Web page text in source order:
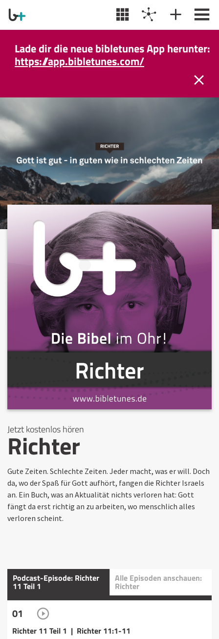
Lade dir die neue bibletunes App herunter:
https://app.bibletunes.com/
Jetzt kostenlos hören
Richter
Gute Zeiten. Schlechte Zeiten. Jeder macht, was er will. Doch
da, wo der Spaß für Gott aufhört, fangen die Richter Israels
an. Ein Buch, was an Aktualität nichts verloren hat: Gott
fängt da erst richtig an zu arbeiten, wo menschlich alles
verloren scheint.
Podcast-Episode: Richter
11 Teil 1
Alle Episoden anschauen:
Richter
01
Richter 11 Teil 1 | Richter 11:1-11